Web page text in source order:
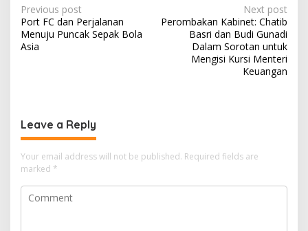
P
o
s
v
i
g
a
Previous post
Port FC dan Perjalanan
Menuju Puncak Sepak Bola
Asia
Next post
Perombakan Kabinet: Chatib
Basri dan Budi Gunadi
Dalam Sorotan untuk
Mengisi Kursi Menteri
Keuangan
Leave a Reply
Your email address will not be published. Required fields are
marked *